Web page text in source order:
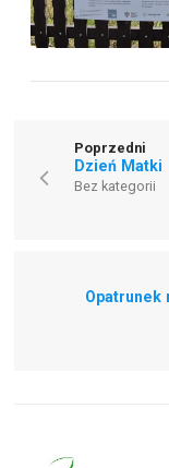
Poprzedni
Dzień Matki
Bez kategorii
Opatrunek